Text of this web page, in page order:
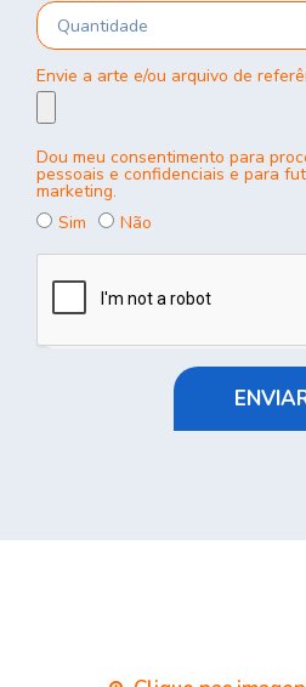
Envie a arte e/ou arquivo de
Dou meu consentimento para
pessoais e confidenciais e para
marketing.
Sim
Não